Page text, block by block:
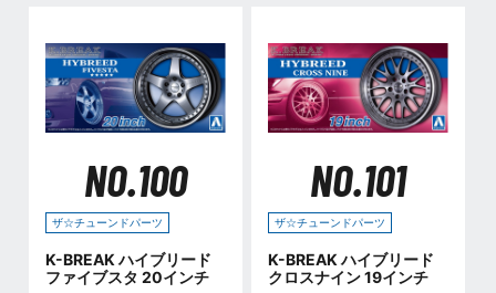
NO.100
ザ☆チューンドパーツ
K-BREAK ハイブリード
ファイブスタ 20インチ
NO.101
ザ☆チューンドパーツ
K-BREAK ハイブリード
クロスナイン 19インチ